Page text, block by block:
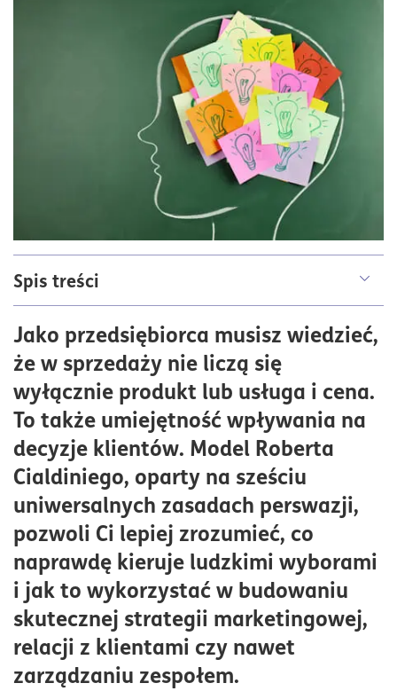
Spis treści
Reguła wzajemności – jak działa w praktyce?
Autorytet – budowanie wiarygodności marki
Dowód społeczny – jak wpływa na decyzje klientów?
Sympatia – jak budować relacje z klientami?
Rzadkość – wykorzystanie mechanizmu ograniczonej
dostępności
Zaangażowanie i konsekwencja – fundament
lojalności
Jak stosować zasady Cialdiniego w strategii
marketingowej?
Jako przedsiębiorca musisz wiedzieć,
że w sprzedaży nie liczą się
wyłącznie produkt lub usługa i cena.
To także umiejętność wpływania na
decyzje klientów. Model Roberta
Cialdiniego, oparty na sześciu
uniwersalnych zasadach perswazji,
pozwoli Ci lepiej zrozumieć, co
naprawdę kieruje ludzkimi wyborami
i jak to wykorzystać w budowaniu
skutecznej strategii marketingowej,
relacji z klientami czy nawet
zarządzaniu zespołem.